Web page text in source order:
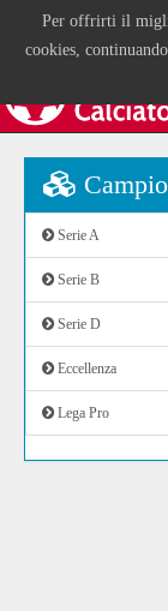
Per offrirti il
cookies,
Serie A
Serie B
Serie D
Eccellenza
Lega Pro